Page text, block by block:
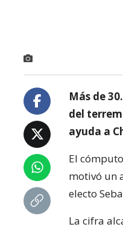
Más de
del
ayuda a
El
motivó un
electo
La cifra